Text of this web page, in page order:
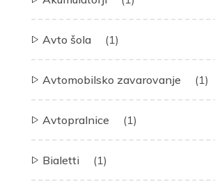
Avto šola (1)
Avtomobilsko zavarovanje (1)
Avtopralnice (1)
Bialetti (1)